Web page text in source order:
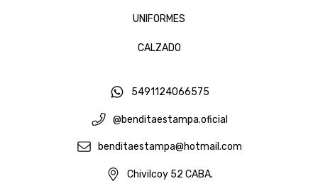
UNIFORMES
CALZADO
5491124066575
@benditaestampa.oficial
benditaestampa@hotmail.com
Chivilcoy 52 CABA.